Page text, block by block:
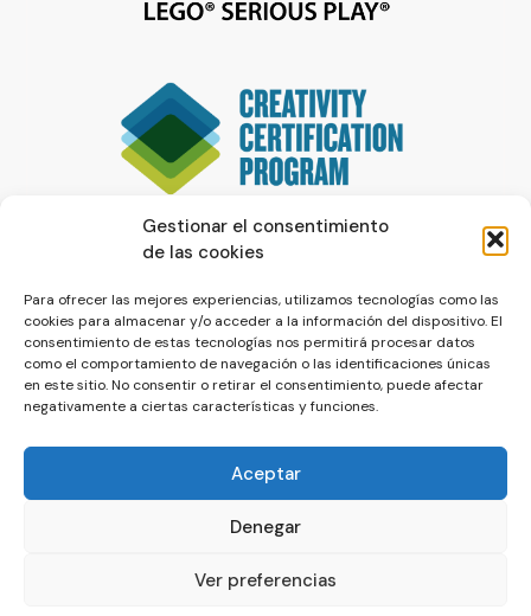
Gestionar el consentimiento
de las cookies
Para ofrecer las mejores experiencias, utilizamos tecnologías como las
cookies para almacenar y/o acceder a la información del dispositivo. El
consentimiento de estas tecnologías nos permitirá procesar datos
como el comportamiento de navegación o las identificaciones únicas
en este sitio. No consentir o retirar el consentimiento, puede afectar
negativamente a ciertas características y funciones.
Aceptar
Denegar
Ver preferencias
© La Servilleta - El Blog de Paco Prieto